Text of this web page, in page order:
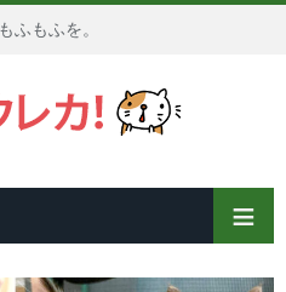
ふもふを。